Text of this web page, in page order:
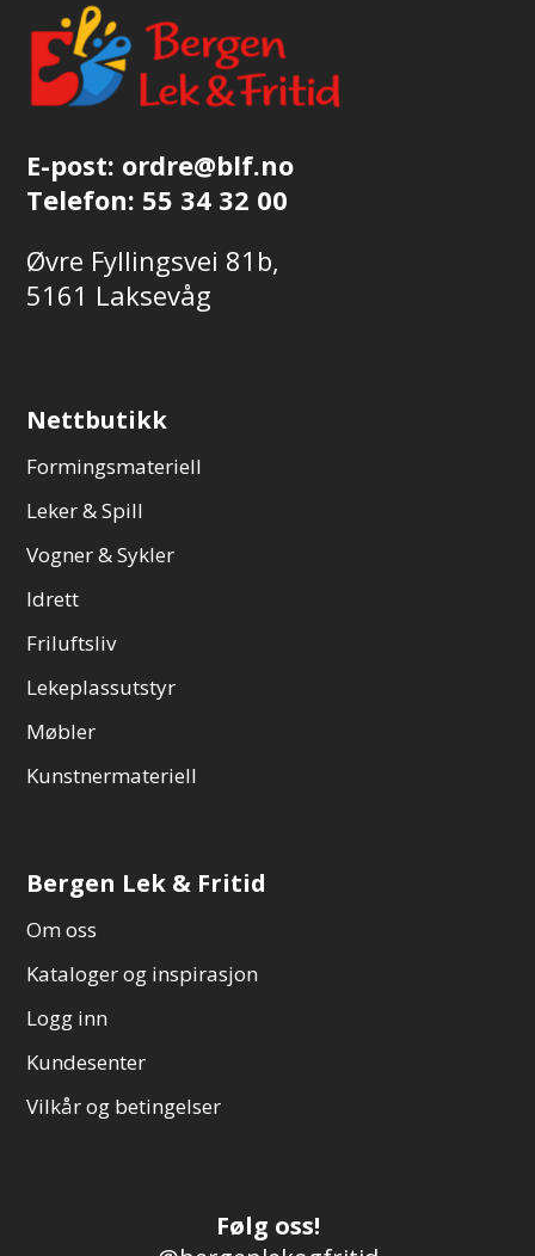
E-post: ordre@blf.no
Telefon: 55 34 32 00
Øvre Fyllingsvei 81b,
5161 Laksevåg
Nettbutikk
Formingsmateriell
Leker & Spill
Vogner & Sykler
Idrett
Friluftsliv
Lekeplassutstyr
Møbler
Kunstnermateriell
Bergen Lek & Fritid
Om oss
Kataloger og inspirasjon
Logg inn
Kundesenter
Vilkår og betingelser
Følg oss!